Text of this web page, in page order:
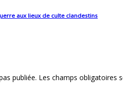
aux lieux de culte clandestins
publiée. Les champs obligatoires